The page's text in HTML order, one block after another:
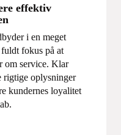
effektiv
i en meget
fokus på at
om service. Klar
rigtige oplysninger
kundernes loyalitet